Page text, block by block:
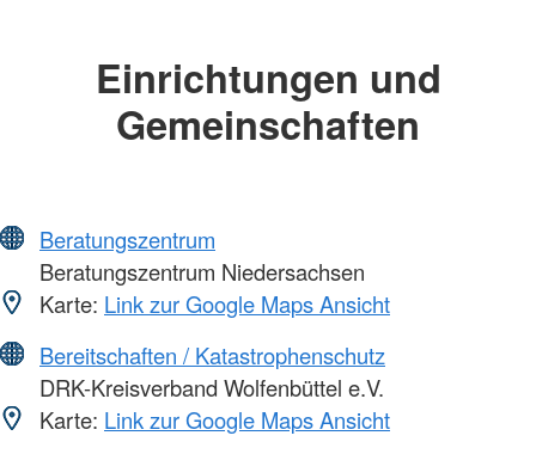
Einrichtungen und
Gemeinschaften
Beratungszentrum
Beratungszentrum Niedersachsen
Karte: Link zur Google Maps Ansicht
Bereitschaften / Katastrophenschutz
DRK-Kreisverband Wolfenbüttel e.V.
Karte: Link zur Google Maps Ansicht